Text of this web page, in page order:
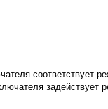
соответствует
задействует